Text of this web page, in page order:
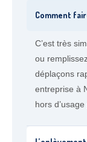
Comment
C’est très
ou
déplaçons
entreprise à
hors